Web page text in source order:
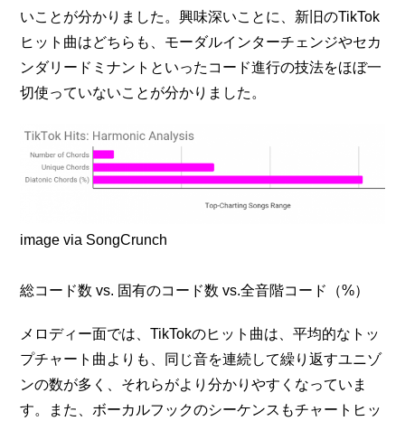
いことが分かりました。興味深いことに、新旧のTikTok
ヒット曲はどちらも、モーダルインターチェンジやセカ
ンダリードミナントといったコード進行の技法をほぼ一
切使っていないことが分かりました。
image via SongCrunch
総コード数 vs. 固有のコード数 vs.全音階コード（%）
メロディー面では、TikTokのヒット曲は、平均的なトッ
プチャート曲よりも、同じ音を連続して繰り返すユニゾ
ンの数が多く、それらがより分かりやすくなっていま
す。また、ボーカルフックのシーケンスもチャートヒッ